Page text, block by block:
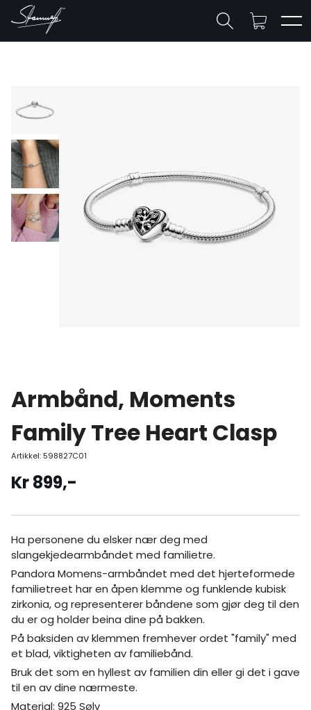
Armbånd, Moments
Family Tree Heart Clasp
Artikkel:598827C01
Kr899,-
Ha personene du elsker nær deg med
slangekjedearmbåndet med familietre.
Pandora Momens-armbåndet med det hjerteformede
familietreet har en åpen klemme og funklende kubisk
zirkonia, og representerer båndene som gjør deg til den
du er og holder beina dine på bakken.
På baksiden av klemmen fremhever ordet "family" med
et blad, viktigheten av familiebånd.
Bruk det som en hyllest av familien din eller gi det i gave
til en av dine nærmeste.
Material: 925 Sølv